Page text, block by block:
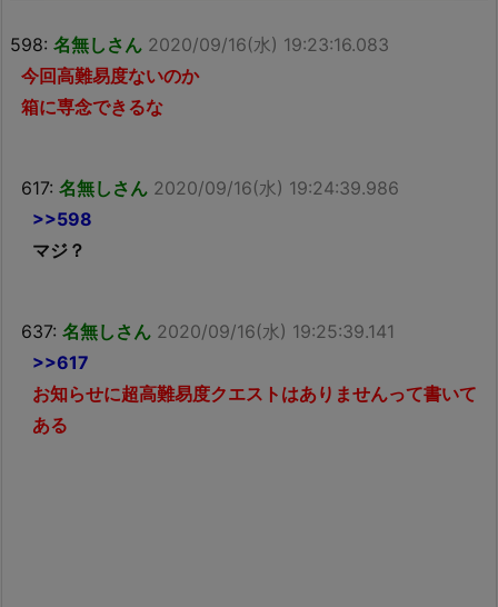
598: 名無しさん 2020/09/16(水) 19:23:16.083
今回高難易度ないのか
箱に専念できるな
617: 名無しさん 2020/09/16(水) 19:24:39.986
>>598
マジ？
637: 名無しさん 2020/09/16(水) 19:25:39.141
>>617
お知らせに超高難易度クエストはありませんって書いて
ある